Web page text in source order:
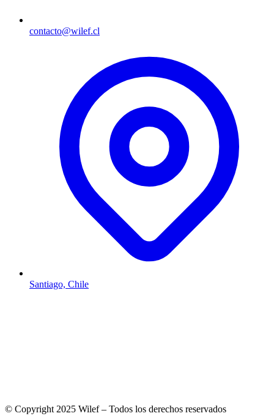
contacto@wilef.cl
Santiago, Chile
© Copyright 2025 Wilef – Todos los derechos reservados